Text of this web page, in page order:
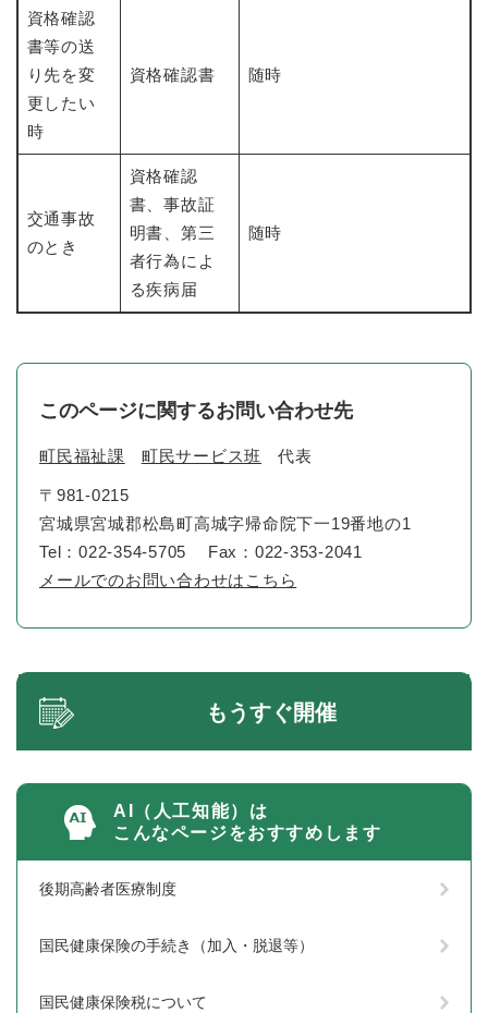
資格確認
書等の送
り先を変
更したい
時
資格確認書 随時
交通事故
のとき
資格確認
書、事故証
明書、第三
者行為によ
る疾病届
随時
このページに関するお問い合わせ先
町民福祉課 町民サービス班 代表
〒981-0215
宮城県宮城郡松島町高城字帰命院下一19番地の1
Tel：022-354-5705
Fax：022-353-2041
メールでのお問い合わせはこちら
もうすぐ開催
AI（人工知能）は
こんなページをおすすめします
後期高齢者医療制度
国民健康保険の手続き（加入・脱退等）
国民健康保険税について